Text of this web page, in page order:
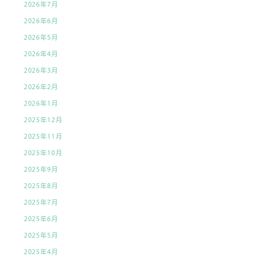
2026年7月
2026年6月
2026年5月
2026年4月
2026年3月
2026年2月
2026年1月
2025年12月
2025年11月
2025年10月
2025年9月
2025年8月
2025年7月
2025年6月
2025年5月
2025年4月